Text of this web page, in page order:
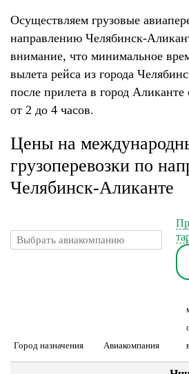
Осуществляем грузовые
направлению Челябинск-
внимание, что минимальное
вылета рейса из города
после прилета в город Аликанте
от 2 до 4 часов.
Цены на
грузоперевозки по
Челябинск-Аликанте
Город назначения Авиакомпания